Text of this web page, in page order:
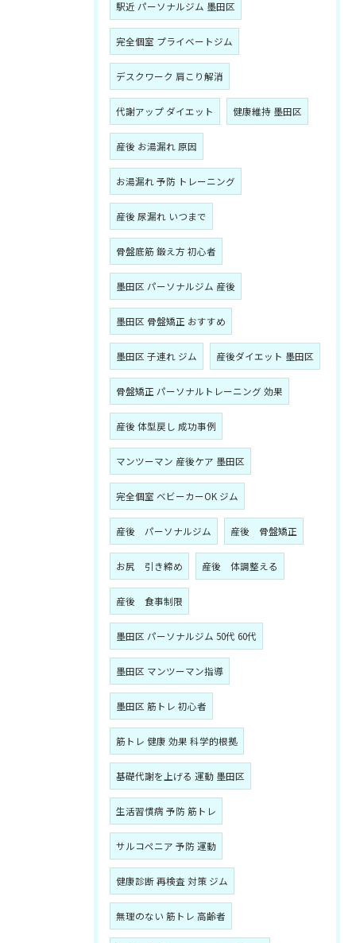
駅近 パーソナルジム 墨田区
完全個室 プライベートジム
デスクワーク 肩こり解消
代謝アップ ダイエット 健康維持 墨田区
産後 お湯漏れ 原因
お湯漏れ 予防 トレーニング
産後 尿漏れ いつまで
骨盤底筋 鍛え方 初心者
墨田区 パーソナルジム 産後
墨田区 骨盤矯正 おすすめ
墨田区 子連れ ジム 産後ダイエット 墨田区
骨盤矯正 パーソナルトレーニング 効果
産後 体型戻し 成功事例
マンツーマン 産後ケア 墨田区
完全個室 ベビーカーOK ジム
産後 パーソナルジム 産後 骨盤矯正
お尻 引き締め 産後 体調整える
産後 食事制限
墨田区 パーソナルジム 50代 60代
墨田区 マンツーマン指導
墨田区 筋トレ 初心者
筋トレ 健康 効果 科学的根拠
基礎代謝を上げる 運動 墨田区
生活習慣病 予防 筋トレ
サルコペニア 予防 運動
健康診断 再検査 対策 ジム
無理のない 筋トレ 高齢者